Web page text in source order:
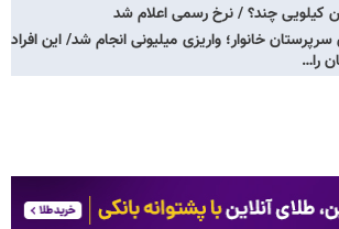
کیلویی چند؟ / نرخ رسمی اعلام شد
خانوار؛ واریزی میلیونی انجام شد/ این افراد
را…